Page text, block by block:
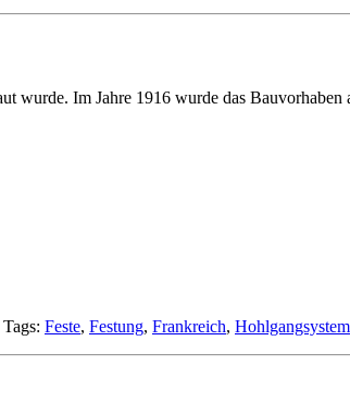
wurde. Im Jahre 1916 wurde das Bauvorhaben
Tags: Feste, Festung, Frankreich, Hohlgangsystem